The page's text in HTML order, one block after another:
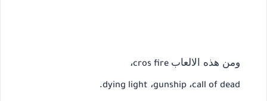
ومن هذه الالعاب cros fire،
call of dead، gunship، dying light
.